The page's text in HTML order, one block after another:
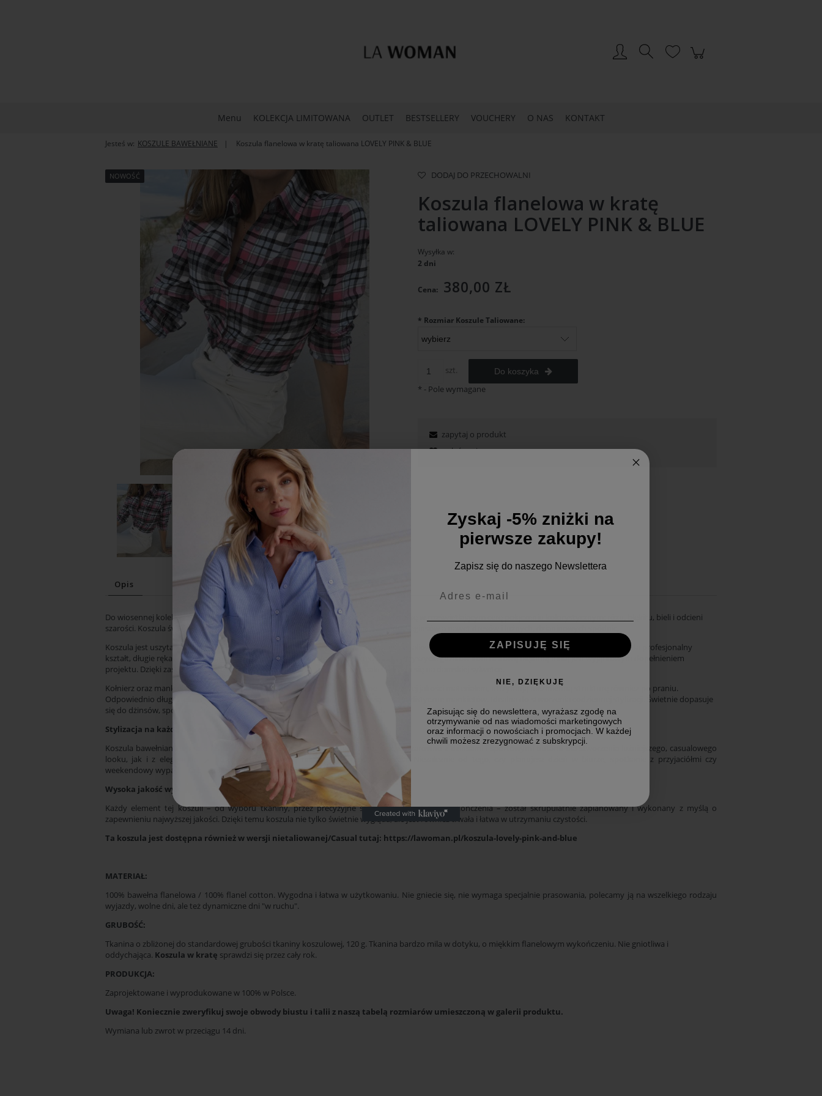
Menu KOLEKCJA LIMITOWANA OUTLET BESTSELLERY VOUCHERY O NAS KONTAKT
Jesteś w: KOSZULE BAWEŁNIANE Koszula flanelowa w kratę taliowana LOVELY PINK & BLUE
NOWOŚĆ DODAJ DO PRZECHOWALNI
Koszula flanelowa w kratę
taliowana LOVELY PINK & BLUE
Wysyłka w:
2 dni
Cena: 380,00 ZŁ
* Rozmiar Koszule Taliowane:
szt. Do koszyka
* - Pole wymagane
zapytaj o produkt
poleć znajomemu
Opis
Do wiosennej kolekcji dołącza taliowana wersja przeuroczej flanelowej koszuli w kratkę w rozświetlającym cerę połączeniu kolorystycznym: różu, błękitu, bieli i odcieni
szarości. Koszula świetnie dopasuje się do każdego koloru dżinsów, jasnych spodni, leginsów a nawet dresów i luźnych, dzianinowych spódnic,
Koszula jest uszyta z miłej w dotyku i wygodnej bawełny flanelowej w naszej pięknie taliowanej linii podkreślającej kobiecą sylwetkę. Koszula posiada profesjonalny
kształt, długie rękawy i klasyczne guziki w kolorze szarości sygnowane logo marki. Przyszycie guzików kontrastową błękitną nitką jest wyjątkowym dopełnieniem
projektu. Dzięki zastosowaniu szlachetnej tkaniny oraz taliowanej linii idealnie układa się na damskiej sylwetce.
Kołnierz oraz mankiety o eleganckiej formie­, bardzo delikatnie usztywnione najwyższej jakości materiałem, utrzymują niezmienną strukturę również po praniu.
Odpowiednio długie rękawy zapewniają komfort noszenia oraz różne rozwiązania stylistyczne mankietów. Idealna do stworzenia codziennej stylizacji. Świetnie dopasuje
się do dżinsów, sportowych stylizacji z adidasami, oraz botków i długich kozaków,
Stylizacja na każdą okazję
Koszula bawełniana w kratę jest niezwykle uniwersalna. Doskonale komponuje się zarówno z dżinsami i sportowymi butami dla stworzenia luźniejszego, casualowego
looku, jak i z eleganckimi spodniami czy spódnicą na bardziej oficjalne wyjścia. Niezależnie od tego, czy planujesz dzień w biurze, spotkanie z przyjaciółmi czy
weekendowy wypad – ta koszula sprawdzi się w każdej sytuacji.
Wysoka jakość wykonania
Każdy element tej koszuli – od wyboru tkaniny, przez precyzyjne szycie, aż po ostatnie wykończenia – został skrupulatnie zaplanowany i wykonany z myślą o
zapewnieniu najwyższej jakości. Dzięki temu koszula nie tylko świetnie wygląda, ale jest również trwała i łatwa w utrzymaniu czystości.
Ta koszula jest dostępna również w wersji nietaliowanej/Casual tutaj: https://lawoman.pl/koszula-lovely-pink-and-blue
MATERIAŁ:
100% bawełna flanelowa / 100% flanel cotton. Wygodna i łatwa w użytkowaniu. Nie gniecie się, nie wymaga specjalnie prasowania, polecamy ją na wszelkiego rodzaju
wyjazdy, wolne dni, ale też dynamiczne dni "w ruchu".
GRUBOŚĆ:
Tkanina o zbliżonej do standardowej grubości tkaniny koszulowej, 120 g. Tkanina bardzo mila w dotyku, o miękkim flanelowym wykończeniu. Nie gniotliwa i
oddychająca. Koszula w kratę sprawdzi się przez cały rok.
PRODUKCJA:
Zaprojektowane i wyprodukowane w 100% w Polsce.
Uwaga! Koniecznie zweryfikuj swoje obwody biustu i talii z naszą tabelą rozmiarów umieszczoną w galerii produktu.
Wymiana lub zwrot w przeciągu 14 dni.
Zyskaj -5% zniżki na
pierwsze zakupy!
Zapisz się do naszego Newslettera
ZAPISUJĘ SIĘ
NIE, DZIĘKUJĘ
Zapisując się do newslettera, wyrażasz zgodę na
otrzymywanie od nas wiadomości marketingowych
oraz informacji o nowościach i promocjach. W każdej
chwili możesz zrezygnować z subskrypcji.